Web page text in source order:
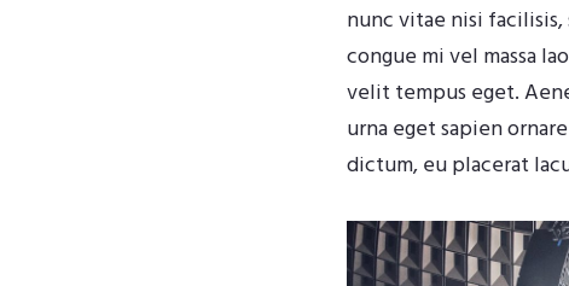
nunc vitae nisi
congue mi vel massa
velit tempus eget.
urna eget sapien
dictum, eu placerat